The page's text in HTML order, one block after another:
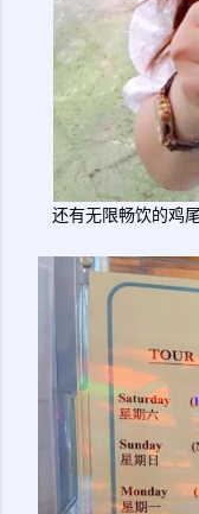
还有无限畅饮的鸡